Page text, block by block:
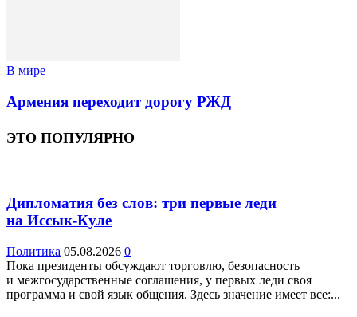
В мире
Армения переходит дорогу РЖД
ЭТО ПОПУЛЯРНО
Дипломатия без слов: три первые леди
на Иссык-Куле
Политика 05.08.2026 0
Пока президенты обсуждают торговлю, безопасность
и межгосударственные соглашения, у первых леди своя
программа и свой язык общения. Здесь значение имеет все:...